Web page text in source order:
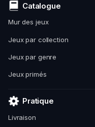
Catalogue
Mur des jeux
Jeux par collection
Jeux par genre
Jeux primés
Pratique
Livraison